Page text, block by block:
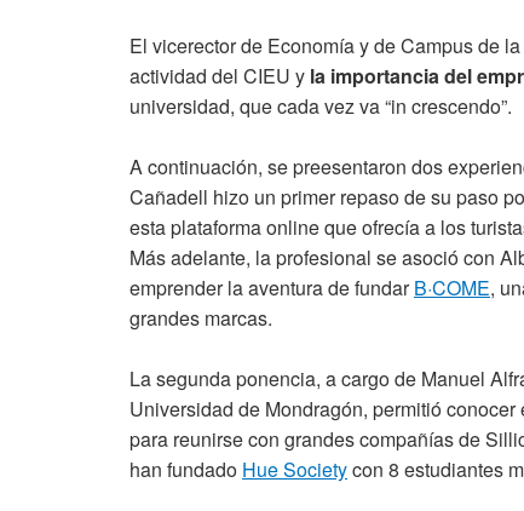
El vicerector de Economía y de Campus de
actividad del CIEU y la importancia del
universidad, que cada vez va “in crescendo”.
A continuación, se preesentaron dos
Cañadell hizo un primer repaso de su paso
esta plataforma online que ofrecía a los
Más adelante, la profesional se asoció con
emprender la aventura de fundarB·COME,
grandes marcas.
La segunda ponencia, a cargo de Manuel
Universidad de Mondragón, permitió conocer
para reunirse con grandes compañías de
han fundado Hue Societycon 8 estudiantes